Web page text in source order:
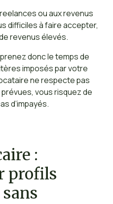
ou aux revenus
difficiles à faire accepter,
revenus élevés.
donc le temps de
imposés par votre
ne respecte pas
vous risquez de
d’impayés.
:
profils